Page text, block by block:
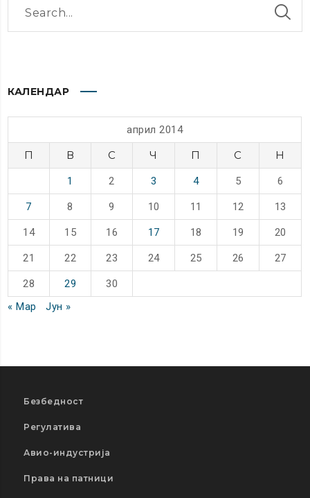
КАЛЕНДАР
април 2014
П В С Ч П С Н
1 2 3 4 5 6
7 8 9 10 11 12 13
14 15 16 17 18 19 20
21 22 23 24 25 26 27
28 29
30
« Мар
Јун »
Безбедност
Регулатива
Авио-индустрија
Права на патници